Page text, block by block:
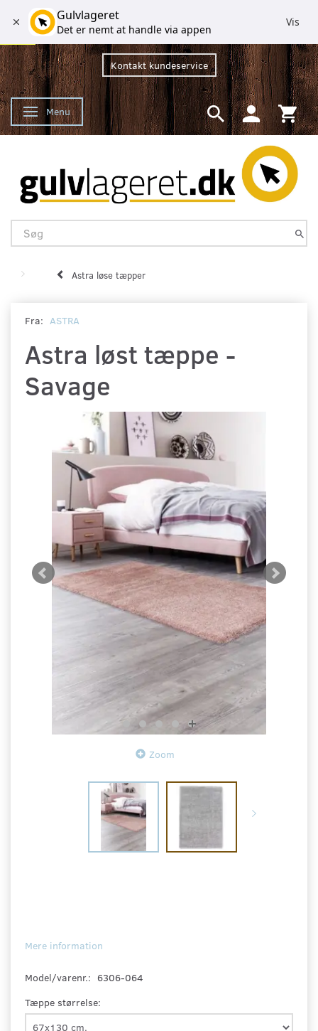
Kontakt kundeservice
Skifte navigation
Menu
Astra løse tæpper
Fra: ASTRA
Astra løst tæppe -
Savage
Zoom
Mere information
Model/varenr.: 6306-064
Tæppe størrelse:
Gulvlageret
Det er nemt at handle via appen
Vis